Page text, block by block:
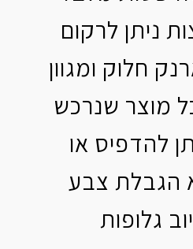
ניתן לרקום
חלוק ומגוון
מוצר שנרכש
להדפיס או
הגבלת צבע
גלופות